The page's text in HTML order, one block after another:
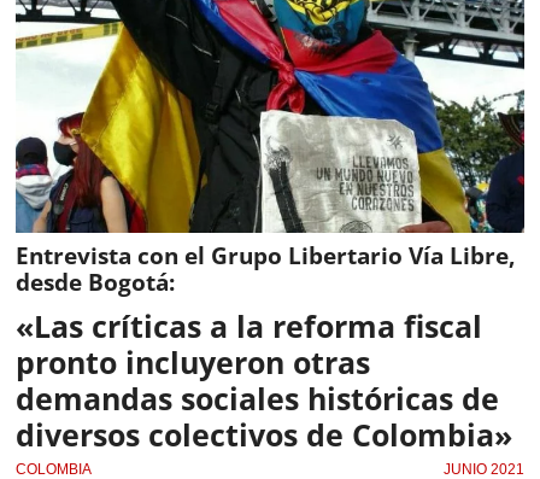
Entrevista con el Grupo Libertario Vía Libre,
desde Bogotá:
«Las críticas a la reforma fiscal
pronto incluyeron otras
demandas sociales históricas de
diversos colectivos de Colombia»
COLOMBIA JUNIO 2021